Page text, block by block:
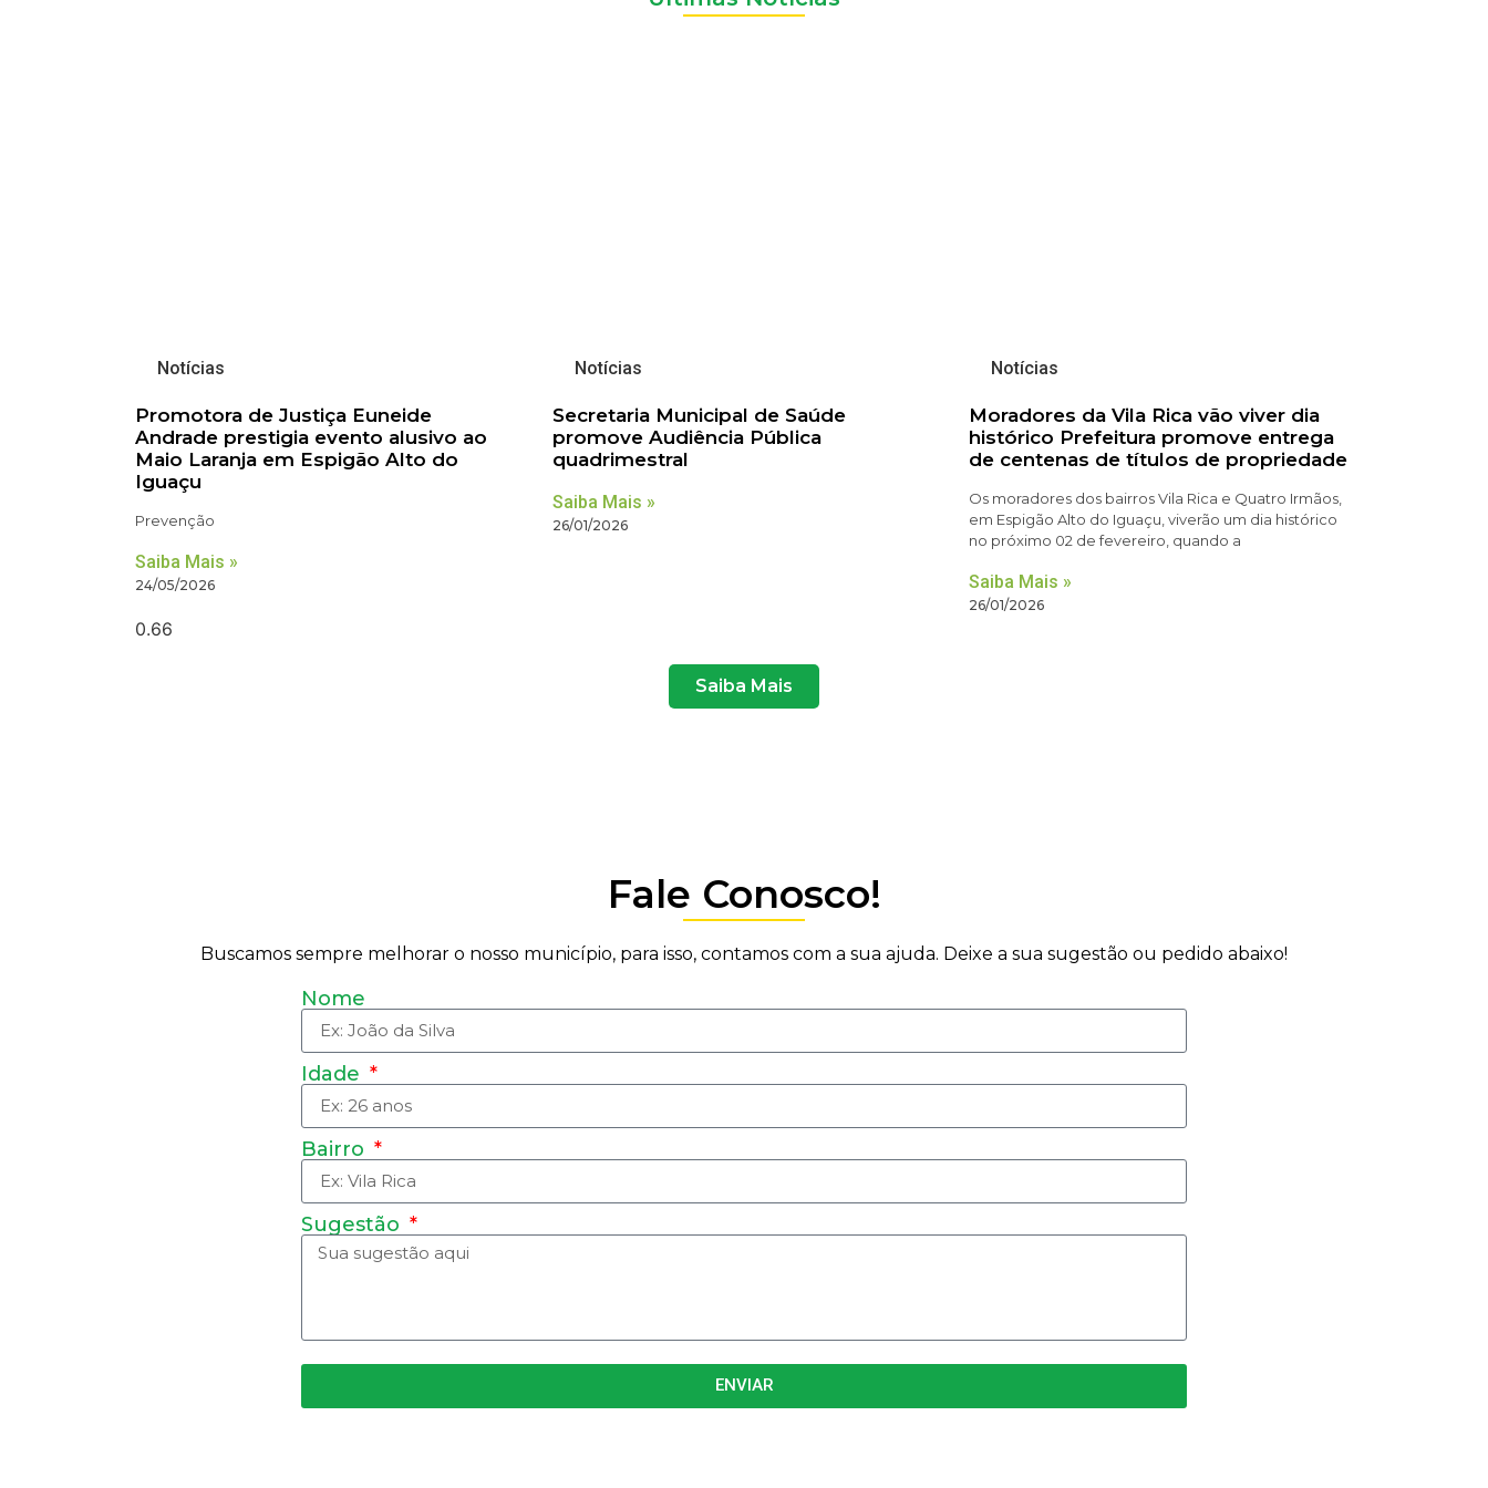
Notícias
Promotora de Justiça Euneide
Andrade prestigia evento alusivo ao
Maio Laranja em Espigão Alto do
Iguaçu
Prevenção
Saiba Mais »
24/05/2026
Notícias
Secretaria Municipal de Saúde
promove Audiência Pública
quadrimestral
Saiba Mais »
26/01/2026
Notícias
Moradores da Vila Rica vão viver dia
histórico Prefeitura promove entrega
de centenas de títulos de propriedade
Os moradores dos bairros Vila Rica e Quatro Irmãos,
em Espigão Alto do Iguaçu, viverão um dia histórico
no próximo 02 de fevereiro, quando a
Saiba Mais »
26/01/2026
Saiba Mais
Fale Conosco!
Buscamos sempre melhorar o nosso município, para isso, contamos com a sua ajuda. Deixe a sua sugestão ou pedido abaixo!
Nome
Idade
Bairro
Sugestão
ENVIAR